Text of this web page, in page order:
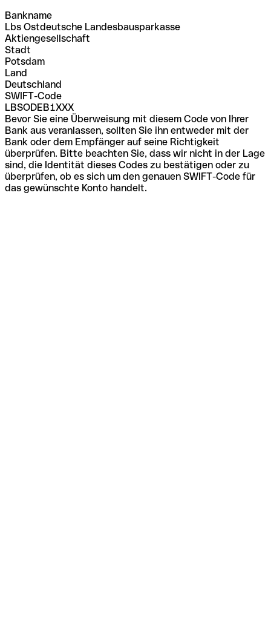
Bankname
Lbs Ostdeutsche Landesbausparkasse
Aktiengesellschaft
Stadt
Potsdam
Land
Deutschland
SWIFT-Code
LBSODEB1XXX
Bevor Sie eine Überweisung mit diesem Code von Ihrer
Bank aus veranlassen, sollten Sie ihn entweder mit der
Bank oder dem Empfänger auf seine Richtigkeit
überprüfen. Bitte beachten Sie, dass wir nicht in der Lage
sind, die Identität dieses Codes zu bestätigen oder zu
überprüfen, ob es sich um den genauen SWIFT-Code für
das gewünschte Konto handelt.